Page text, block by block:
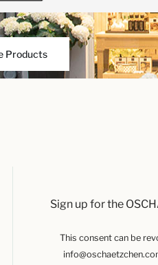
Products
Sign up for the
This consent can be